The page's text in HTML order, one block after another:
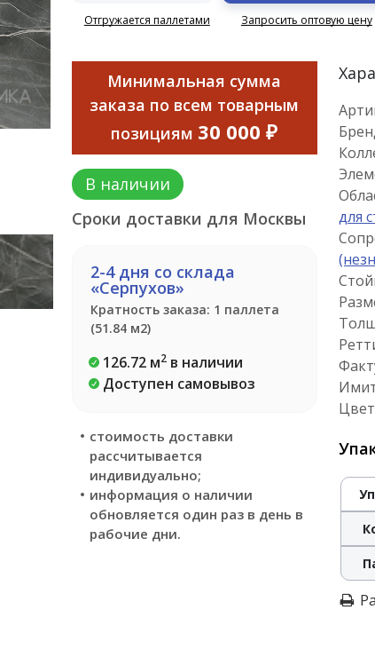
Отгружается паллетами Запросить оптовую цену
Минимальная сумма
заказа по всем товарным
позициям 30 000 ₽
В наличии
Сроки доставки для Москвы
2-4 дня со склада
«Серпухов»
Кратность заказа: 1 паллета
(51.84 м2)
126.72 м2в наличии
Доступен самовывоз
стоимость доставки
рассчитывается
индивидуально;
информация о наличии
обновляется один раз в день в
рабочие дни.
для